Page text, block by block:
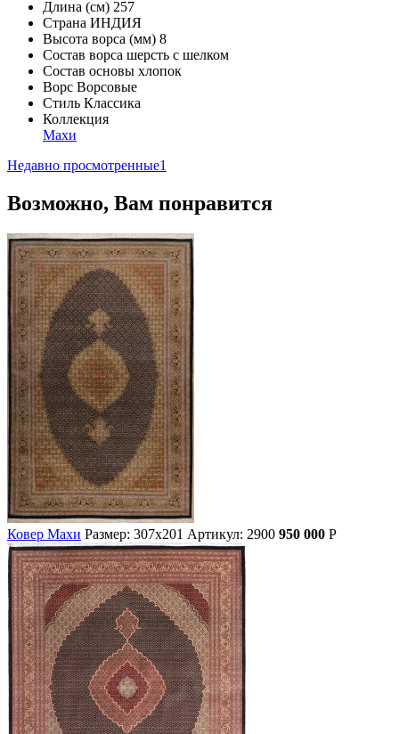
Длина (см) 257
Страна ИНДИЯ
Высота ворса (мм) 8
Состав ворса шерсть с шелком
Состав основы хлопок
Ворс Ворсовые
Стиль Классика
Коллекция
Махи
Недавно просмотренные1
Возможно, Вам понравится
Ковер Махи Размер: 307х201 Артикул: 2900 950 000 Р